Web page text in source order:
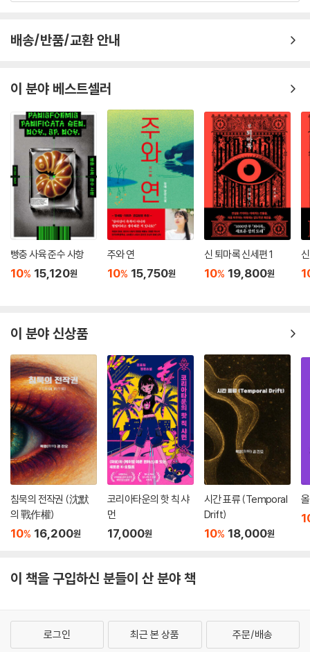
의 사회적 성취 욕구는 크지만 그 욕구를 실현할 수 있는 사회적 통로가 막
에 공개되어 화제를 모은 수지 주연의 [안나], 실화를 바탕으로 한 넷플릭
스 시리즈 [애나 만들기] 등 리플리 증후군을 소재로 한 작품이 꾸준히 제
작되는 배경에는 이러한 사회적인 병리 현상이 자리 잡고 있다.
영화 거장들에게 영감을 불어넣는 작가 하이스미스의 대표작들
퍼트리샤 하이스미스는 50년 이상 작품 활동을 하면서 22편의 장편 소설
과 수많은 단편 소설을 발표했는데, 그중 20편 이상이 영화로 각색되었다.
대표적인 작품으로 앨프리드 히치콕의 [열차 안의 낯선 자들](1959), 클
로드 샤브롤의 [올빼미의 울음](1987), 토드 헤인즈의 [캐롤](2016) 등
이 있다. 리플리 시리즈 역시 『재능 있는 리플리』를 원작으로 한 [태양은 가
득히](1960), [리플리](1999) 이외에도 여러 차례 영화화되며 화제를
주연의 [미국인 친구](1977), 릴리아나 카바니 감독, 존 말코비치 주연의
[리플리스 게임](2005)으로 영화화되었다.
하이스미스가 창조해 낸 가장 유명한 캐릭터 톰 리플리는 평온하고, 아내
와 친구들에게 헌신적이고, 미식가이며, 부득이 킬러일 수밖에 없는 인물
이다. 이 조용한 탐미주의자는 오직 필요할 때만 몽둥이로 내리치고, 목을
조르고, 익사시킨다. 때로는 친한 친구들이 스스로 목숨을 끊도록 유도하
기도 한다. 가끔 첫 살인의 추억이 그를 불편하게 하지만 오래 지속되는 죄
책감은 느끼지 못한다. 그가 살인을 하는 이유는 자신과 친구들과 사업 파
트너들과 집을 보호하기 위함일 뿐이며, 인간이라면 누구나 그럴 가능성이
있다. 리플리는 현대 문학사에서 가장 카리스마 넘치는 사이코패스로 불려
왔다. 가끔 폭력이라는 수단을 쓰기는 하지만 그는 예의와 정중함의 중요
때가 오면 하이스미스는 피라미드의 가장 높은 자리를 차지하게 될 것이
- 퓰리처상 수상자 마이클 더다의 서평 중에서
배송/반품/교환 안내
이 분야 베스트셀러
빵충 사육 준수 사항
10% 15,120원
주와 연
10% 15,750원
신 퇴마록 신세편 1
10% 19,800원
이 분야 신상품
침묵의 전작권 (沈默
의 戰作權)
10% 16,200원
코리아타운의 핫 칙 샤
먼
17,000원
시간 표류 (Temporal
Drift)
10% 18,000원
이 책을 구입하신 분들이 산 분야 책
로그인 최근 본 상품 주문/배송